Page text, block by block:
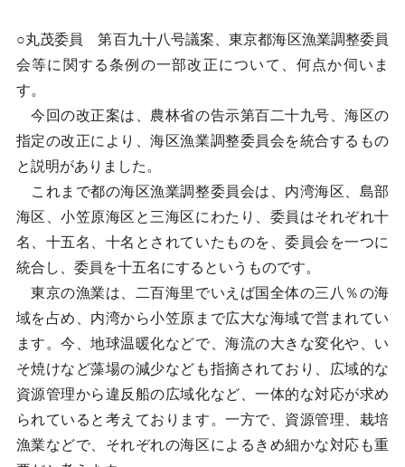
○丸茂委員 第百九十八号議案、東京都海区漁業調整委員
会等に関する条例の一部改正について、何点か伺いま
す。
今回の改正案は、農林省の告示第百二十九号、海区の
指定の改正により、海区漁業調整委員会を統合するもの
と説明がありました。
これまで都の海区漁業調整委員会は、内湾海区、島部
海区、小笠原海区と三海区にわたり、委員はそれぞれ十
名、十五名、十名とされていたものを、委員会を一つに
統合し、委員を十五名にするというものです。
東京の漁業は、二百海里でいえば国全体の三八％の海
域を占め、内湾から小笠原まで広大な海域で営まれてい
ます。今、地球温暖化などで、海流の大きな変化や、い
そ焼けなど藻場の減少なども指摘されており、広域的な
資源管理から違反船の広域化など、一体的な対応が求め
られていると考えております。一方で、資源管理、栽培
漁業などで、それぞれの海区によるきめ細かな対応も重